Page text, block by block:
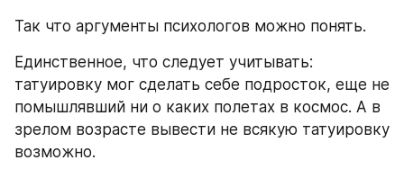
Так что аргументы психологов можно понять.
Единственное, что следует учитывать:
татуировку мог сделать себе подросток, еще не
помышлявший ни о каких полетах в космос. А в
зрелом возрасте вывести не всякую татуировку
возможно.